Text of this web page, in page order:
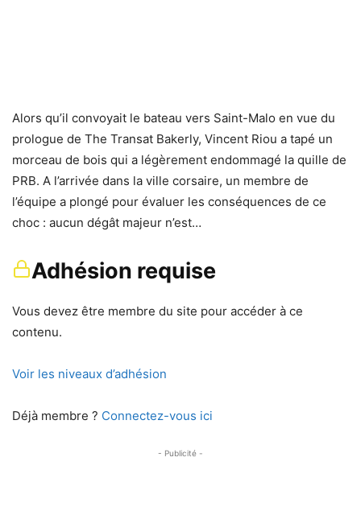
Alors qu’il convoyait le bateau vers Saint-Malo en vue du
prologue de The Transat Bakerly, Vincent Riou a tapé un
morceau de bois qui a légèrement endommagé la quille de
PRB. A l’arrivée dans la ville corsaire, un membre de
l’équipe a plongé pour évaluer les conséquences de ce
choc : aucun dégât majeur n’est…
Adhésion requise
Vous devez être membre du site pour accéder à ce
contenu.
Voir les niveaux d’adhésion
Déjà membre ? Connectez-vous ici
- Publicité -